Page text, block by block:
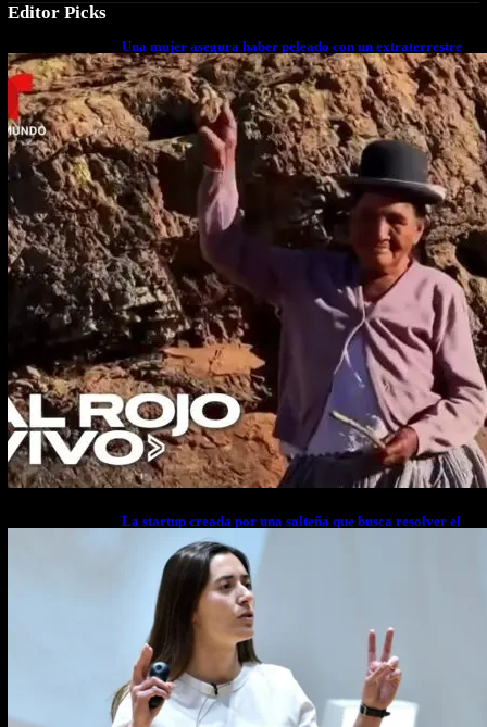
Editor Picks
Una mujer asegura haber peleado con un extraterrestre
cuerpo a cuerpo
La startup creada por una salteña que busca resolver el
estrés financiero en Latinoamérica